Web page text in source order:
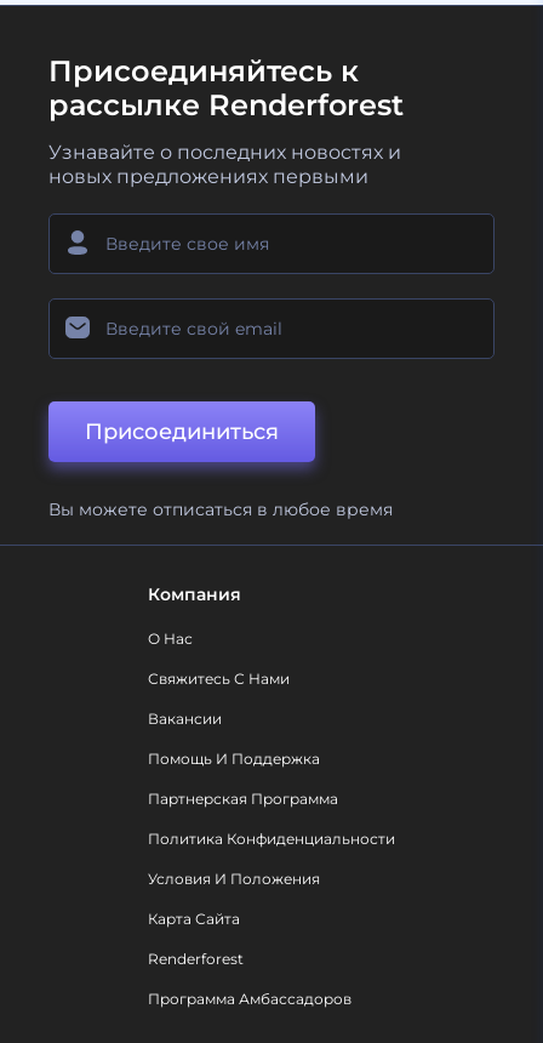
Присоединяйтесь к
рассылке Renderforest
Узнавайте о последних новостях и
новых предложениях первыми
Присоединиться
Вы можете отписаться в любое время
Компания
О Нас
Свяжитесь С Нами
Вакансии
Помощь И Поддержка
Партнерская Программа
Политика Конфиденциальности
Условия И Положения
Карта Сайта
Renderforest
Программа Амбассадоров